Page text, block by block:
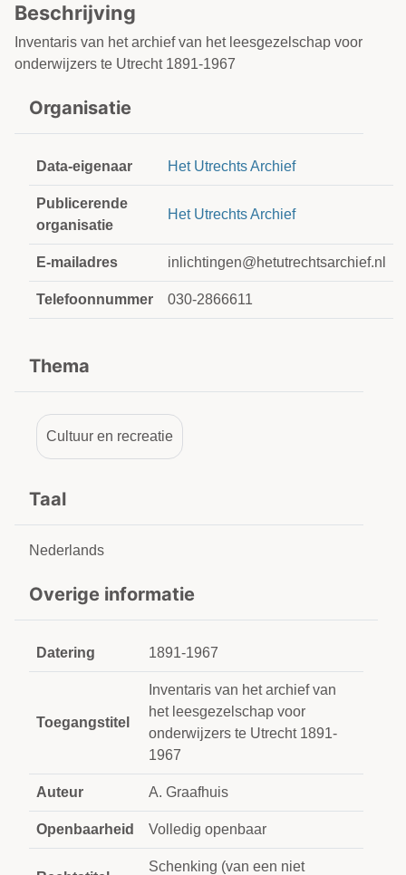
Beschrijving
Inventaris van het archief van het leesgezelschap voor
onderwijzers te Utrecht 1891-1967
Organisatie
Data-eigenaar Het Utrechts Archief
Publicerende
organisatie
Het Utrechts Archief
E-mailadres inlichtingen@hetutrechtsarchief.nl
Telefoonnummer 030-2866611
Thema
Cultuur en recreatie
Taal
Nederlands
Overige informatie
Datering 1891-1967
Toegangstitel
Inventaris van het archief van
het leesgezelschap voor
onderwijzers te Utrecht 1891-
1967
Auteur A. Graafhuis
Openbaarheid Volledig openbaar
Schenking (van een niet